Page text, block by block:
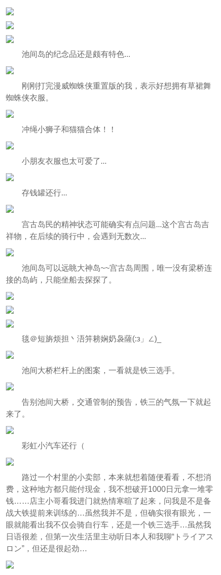
池间岛的纪念品还是颇有特色...
刚刚打完漫威蜘蛛侠重置版的我，表示好想拥有草裙舞
蜘蛛侠衣服。
冲绳小狮子和猫猫合体！！
小朋友衣服也太可爱了...
存钱罐还行...
宫古岛民的精神状态可能确实有点问题...这个宫古岛吉
祥物，在后续的骑行中，会遇到无数次...
池间岛可以远眺大神岛~~宫古岛周围，唯一没有梁桥连
接的岛屿，只能坐船去探探了。
毯＠短旃烦担丶浯笄耪娴奶袅薩(:з」∠)_
池间大桥栏杆上的图案，一看就是铁三选手。
告别池间大桥，交通管制的预告，铁三的气氛一下就起
来了。
彩虹小汽车还行（
路过一个村里的小卖部，本来就想着随便看看，不想消
费，这种地方都只能付现金，我不想破开1000日元拿一堆零
钱……店主小哥看我进门就热情寒暄了起来，问我是不是备
战大铁提前来训练的…虽然我并不是，但确实很有眼光，一
眼就能看出我不仅会骑自行车，还是一个铁三选手…虽然我
日语很差，但第一次生活里主动听日本人和我聊“トライアス
ロン”，但还是很起劲…